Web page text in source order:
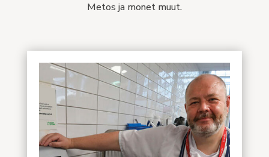
Metos ja monet muut.